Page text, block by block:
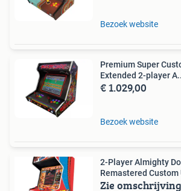
Bezoek website
Premium Super
Extended 2-player
€ 1.029,00
Bezoek website
2-Player Almighty
Remastered Custom
Zie omschrijving